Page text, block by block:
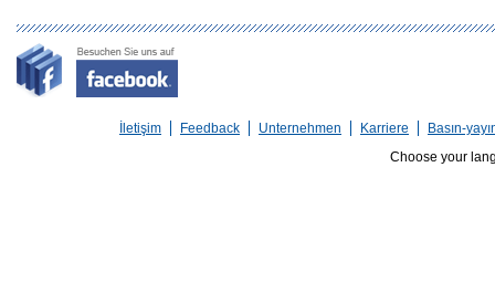
İletişim Feedback Unternehmen Karriere
Basın-
Choose your